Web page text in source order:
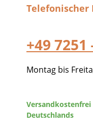
Telefonischer
+49 7251
Montag bis
Deutschlands